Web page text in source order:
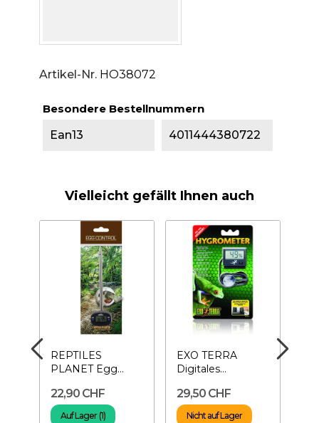
Artikel-Nr. HO38072
Besondere Bestellnummern
Ean13
4011444380722
Vielleicht gefällt Ihnen auch
REPTILES
PLANET Egg
Thermometer/Hygrometer
22,90 CHF
Auf Lager (1)
EXO TERRA
Digitales
Terrarien-
Hygrometer
29,50 CHF
Nicht auf Lager